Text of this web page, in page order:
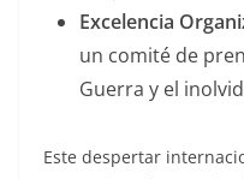
Excelencia
un comité de
Guerra y el
Este despertar